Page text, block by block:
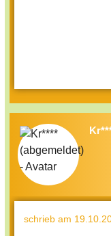
schrieb am